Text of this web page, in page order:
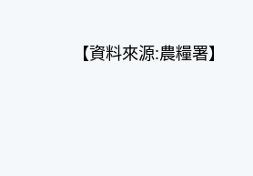
【資料來源:農糧署】